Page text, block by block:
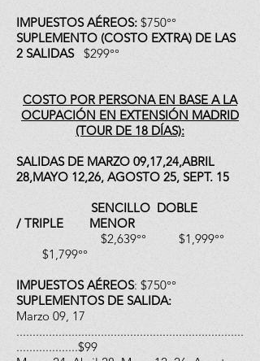
IMPUESTOS AÉREOS: $750°°
SUPLEMENTO (COSTO EXTRA) DE LAS
2 SALIDAS $299°°
COSTO POR PERSONA EN BASE A LA
OCUPACIÓN EN EXTENSIÓN MADRID
(TOUR DE 18 DÍAS):
SALIDAS DE MARZO 09,17,24,ABRIL
28,MAYO 12,26, AGOSTO 25, SEPT. 15
SENCILLO DOBLE
/ TRIPLE
MENOR
$2,639°° $1,999°°
$1,799°°
IMPUESTOS AÉREOS: $750°°
SUPLEMENTOS DE SALIDA:
Marzo 09, 17
......................................................................
...................$99